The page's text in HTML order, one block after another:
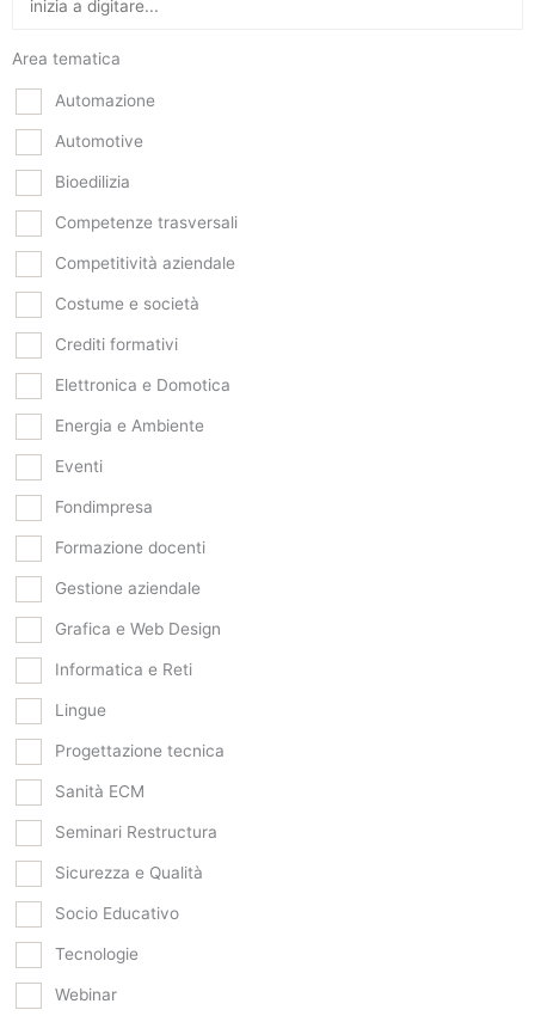
Area tematica
Automazione
Automotive
Bioedilizia
Competenze trasversali
Competitività aziendale
Costume e società
Crediti formativi
Elettronica e Domotica
Energia e Ambiente
Eventi
Fondimpresa
Formazione docenti
Gestione aziendale
Grafica e Web Design
Informatica e Reti
Lingue
Progettazione tecnica
Sanità ECM
Seminari Restructura
Sicurezza e Qualità
Socio Educativo
Tecnologie
Webinar